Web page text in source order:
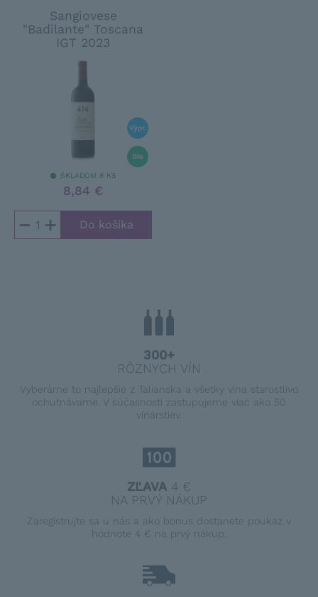
Sangiovese
"Badilante" Toscana
IGT 2023
SKLADOM 8 KS
8,84 €
− +
300+
RÔZNYCH VÍN
Vyberáme to najlepšie z Talianska a všetky vína starostlivo
ochutnávame. V súčasnosti zastupujeme viac ako 50
vinárstiev.
ZĽAVA 4 €
NA PRVÝ NÁKUP
Zaregistrujte sa u nás a ako bonus dostanete poukaz v
hodnote 4 € na prvý nákup.